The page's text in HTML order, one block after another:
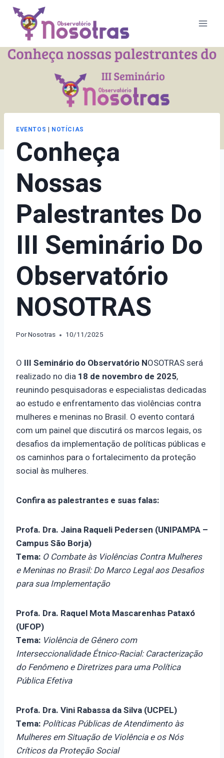
Pular
Conteúdo
EVENTOS | NOTÍCIAS
Conheça
Nossas
Palestrantes Do
III Seminário Do
Observatório
NOSOTRAS
PorNosotras 10/11/2025
O III Seminário do Observatório NOSOTRAS será
realizado no dia 18 de novembro de 2025,
reunindo pesquisadoras e especialistas dedicadas
ao estudo e enfrentamento das violências contra
mulheres e meninas no Brasil. O evento contará
com um painel que discutirá os marcos legais, os
desafios da implementação de políticas públicas e
os caminhos para o fortalecimento da proteção
social às mulheres.
Confira as palestrantes e suas falas:
Profa. Dra. Jaina Raqueli Pedersen (UNIPAMPA –
Campus São Borja)
Tema: O Combate às Violências Contra Mulheres
e Meninas no Brasil: Do Marco Legal aos Desafios
para sua Implementação
Profa. Dra. Raquel Mota Mascarenhas Pataxó
(UFOP)
Tema: Violência de Gênero com
Interseccionalidade Étnico-Racial: Caracterização
do Fenômeno e Diretrizes para uma Política
Pública Efetiva
Profa. Dra. Vini Rabassa da Silva (UCPEL)
Tema: Políticas Públicas de Atendimento às
Mulheres em Situação de Violência e os Nós
Críticos da Proteção Social